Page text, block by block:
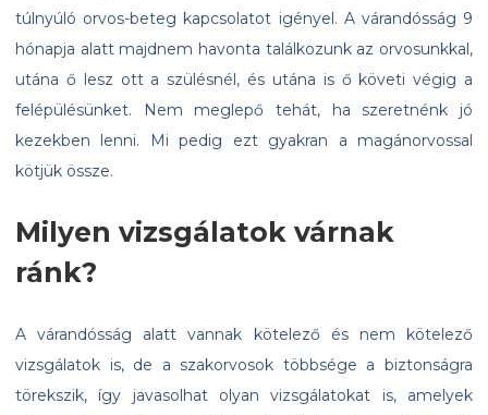
túlnyúló orvos-beteg kapcsolatot igényel. A várandósság 9
hónapja alatt majdnem havonta találkozunk az orvosunkkal,
utána ő lesz ott a szülésnél, és utána is ő követi végig a
felépülésünket. Nem meglepő tehát, ha szeretnénk jó
kezekben lenni. Mi pedig ezt gyakran a magánorvossal
kötjük össze.
Milyen vizsgálatok várnak
ránk?
A várandósság alatt vannak kötelező és nem kötelező
vizsgálatok is, de a szakorvosok többsége a biztonságra
törekszik, így javasolhat olyan vizsgálatokat is, amelyek